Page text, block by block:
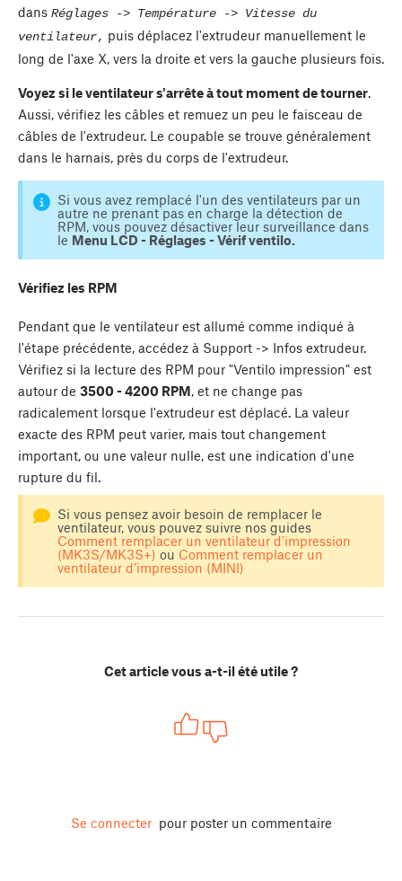
dans Réglages -> Température -> Vitesse du
ventilateur, puis déplacez l'extrudeur manuellement le
long de l'axe X, vers la droite et vers la gauche plusieurs fois.
Voyez si le ventilateur s'arrête à tout moment de tourner.
Aussi, vérifiez les câbles et remuez un peu le faisceau de
câbles de l'extrudeur. Le coupable se trouve généralement
dans le harnais, près du corps de l'extrudeur.
Si vous avez remplacé l'un des ventilateurs par un
autre ne prenant pas en charge la détection de
RPM, vous pouvez désactiver leur surveillance dans
le Menu LCD - Réglages - Vérif ventilo.
Vérifiez les RPM
Pendant que le ventilateur est allumé comme indiqué à
l'étape précédente, accédez à Support -> Infos extrudeur.
Vérifiez si la lecture des RPM pour "Ventilo impression" est
autour de 3500 - 4200 RPM , et ne change pas
radicalement lorsque l'extrudeur est déplacé. La valeur
exacte des RPM peut varier, mais tout changement
important, ou une valeur nulle, est une indication d'une
rupture du fil.
Si vous pensez avoir besoin de remplacer le
ventilateur, vous pouvez suivre nos guides
Comment remplacer un ventilateur d'impression
(MK3S/MK3S+) ou Comment remplacer un
ventilateur d’impression (MINI)
Cet article vous a-t-il été utile ?
Se connecter pour poster un commentaire